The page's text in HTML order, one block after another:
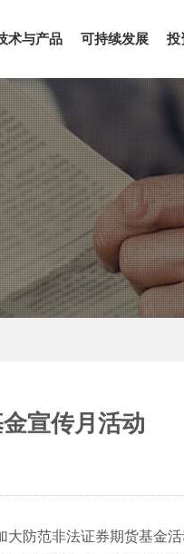
术与产品 可持续发展 投
宣传月活动
大防范非法证券期货基金活